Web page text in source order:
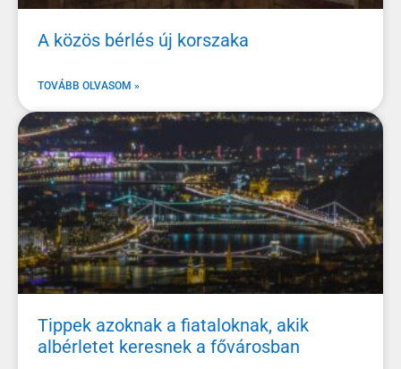
A közös bérlés új korszaka
TOVÁBB OLVASOM »
Tippek azoknak a fiataloknak, akik
albérletet keresnek a fővárosban